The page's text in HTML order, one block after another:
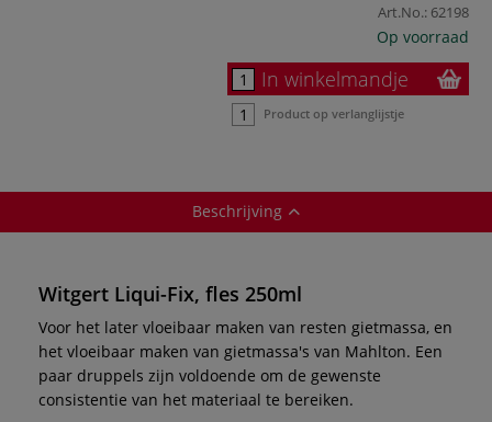
Art.No.: 62198
Op voorraad
In winkelmandje
Product op verlanglijstje
Beschrijving
Witgert Liqui-Fix, fles 250ml
Voor het later vloeibaar maken van resten gietmassa, en
het vloeibaar maken van gietmassa's van Mahlton. Een
paar druppels zijn voldoende om de gewenste
consistentie van het materiaal te bereiken.